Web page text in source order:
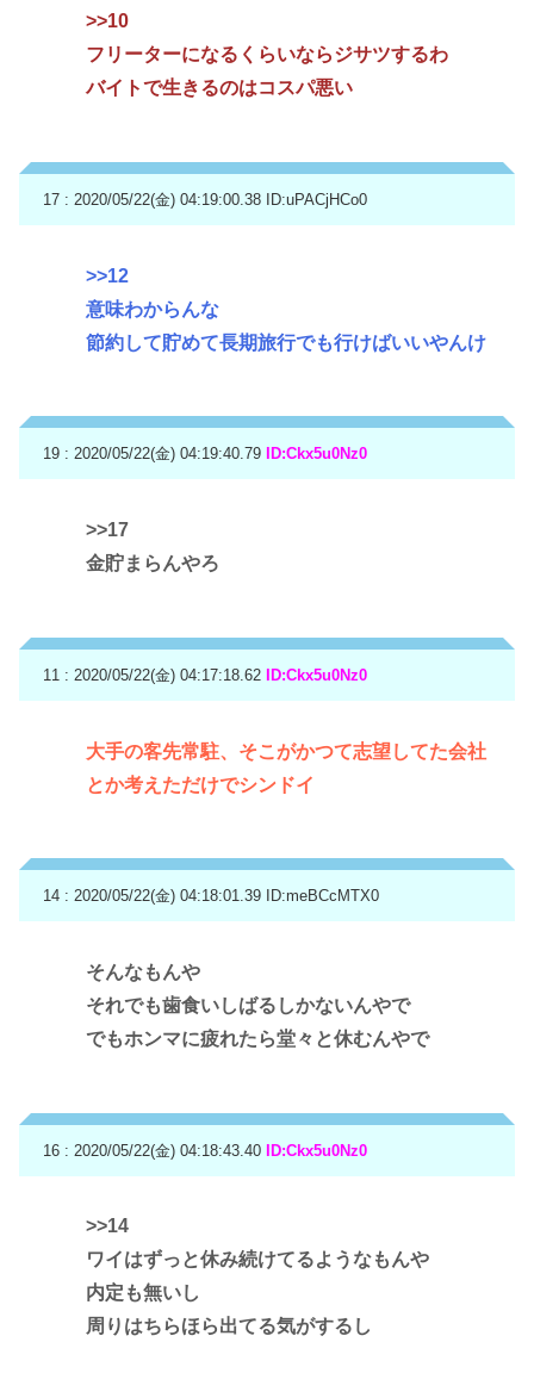
>>10
フリーターになるくらいならジサツするわ
バイトで生きるのはコスパ悪い
17 : 2020/05/22(金) 04:19:00.38 ID:uPACjHCo0
>>12
意味わからんな
節約して貯めて長期旅行でも行けばいいやんけ
19 : 2020/05/22(金) 04:19:40.79 ID:Ckx5u0Nz0
>>17
金貯まらんやろ
11 : 2020/05/22(金) 04:17:18.62 ID:Ckx5u0Nz0
大手の客先常駐、そこがかつて志望してた会社
とか考えただけでシンドイ
14 : 2020/05/22(金) 04:18:01.39 ID:meBCcMTX0
そんなもんや
それでも歯食いしばるしかないんやで
でもホンマに疲れたら堂々と休むんやで
16 : 2020/05/22(金) 04:18:43.40 ID:Ckx5u0Nz0
>>14
ワイはずっと休み続けてるようなもんや
内定も無いし
周りはちらほら出てる気がするし